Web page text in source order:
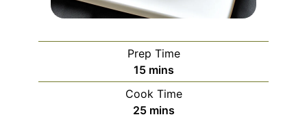
Prep Time
15minutes
mins
Cook Time
25minutes
mins